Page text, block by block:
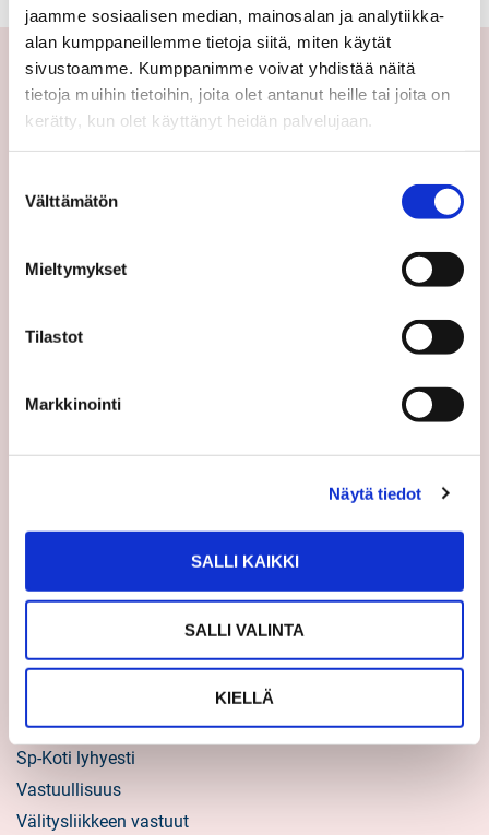
jaamme sosiaalisen median, mainosalan ja analytiikka-
alan kumppaneillemme tietoja siitä, miten käytät
sivustoamme. Kumppanimme voivat yhdistää näitä
tietoja muihin tietoihin, joita olet antanut heille tai joita on
kerätty, kun olet käyttänyt heidän palvelujaan.
valinta
Välttämätön
Mieltymykset
Tilastot
Markkinointi
Näytä tiedot
SALLI KAIKKI
SALLI VALINTA
KIELLÄ
Yhteystiedot
Toimipisteet
Sp-Koti Keskusyksikkö
Ajankohtaista
Vinkit
Välittäjäksi
Yhteistyöyrittäjäksi
Sp-Koti lyhyesti
Vastuullisuus
Välitysliikkeen vastuut